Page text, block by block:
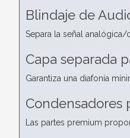
Blindaje de
Separa la señal
Capa separada
Garantiza una diafonía
Condensadores
Las partes premium